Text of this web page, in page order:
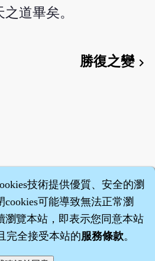
道畢矣。
勝復之變chevron_right
技術提供優質、安全的瀏
cookies可能導致無法正常瀏
瀏覽本站，即表示您同意本站
完全接受本站的服務條款。